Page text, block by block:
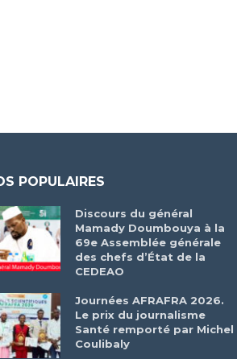
POPULAIRES
Discours du général
Mamady Doumbouya à la
69e Assemblée générale
des chefs d’État de la
CEDEAO
Journées AFRAFRA 2026.
Le prix du journalisme
Santé remporté par Michel
Coulibaly